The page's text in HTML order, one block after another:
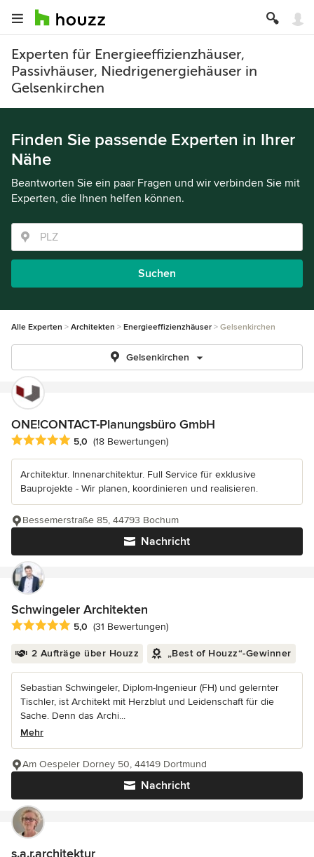
Experten für Energieeffizienzhäuser,
Passivhäuser, Niedrigenergiehäuser in
Gelsenkirchen
Finden Sie passende Experten in Ihrer
Nähe
Beantworten Sie ein paar Fragen und wir verbinden Sie mit
Experten, die Ihnen helfen können.
Suchen
Alle Experten Architekten Energieeffizienzhäuser Gelsenkirchen
Gelsenkirchen
ONE!CONTACT-Planungsbüro GmbH
Durchschnittliche Bewertung: 5 von 5 Sternen
5,0 (18 Bewertungen)
Architektur. Innenarchitektur. Full Service für exklusive
Bauprojekte - Wir planen, koordinieren und realisieren.
Nachricht
Bessemerstraße 85, 44793 Bochum
Schwingeler Architekten
Durchschnittliche Bewertung: 5 von 5 Sternen
5,0 (31 Bewertungen)
2 Aufträge über Houzz „Best of Houzz“-Gewinner
Sebastian Schwingeler, Diplom-Ingenieur (FH) und gelernter
Tischler, ist Architekt mit Herzblut und Leidenschaft für die
Sache. Denn das Archi...
Mehr
Nachricht
Am Oespeler Dorney 50, 44149 Dortmund
s.a.r.architektur